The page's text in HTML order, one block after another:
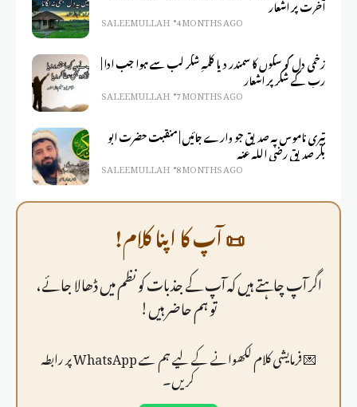
آخرت پر اشعار
SALEEM ULLAH 4 MONTHS AGO
زخمی دل کو سکوں کا سمندر دیا کلمہِ شکر لب سے ہوا جب ادا |
رب کے شکر پر اشعار
SALEEM ULLAH 7 MONTHS AGO
تیری ناموس پہ صدیق جو وارے جائیں | منقبت حضرت ابو
بکر صدیق رضی اللہ عنہ
SALEEM ULLAH 8 MONTHS AGO
📜 آپ کا اپنا کلام!
اگر آپ چاہتے ہیں کہ آپ کے جذبات کو نظم میں ڈھالا جائے،
تو ہم حاضر ہیں!
💌 فرمايشی کلام لکھوانے کے لیے ہم سے WhatsApp پر رابطہ
کریں۔